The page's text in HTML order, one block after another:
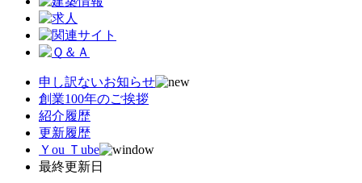
申し訳ないお知らせ
創業100年のご挨拶
紹介履歴
更新履歴
Ｙou Ｔube
最終更新日